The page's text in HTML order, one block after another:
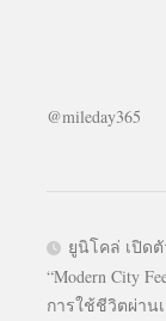
@mileday365
ยูนิโคล่ เปิดตั
“Modern City
การใช้ชีวิตผ่าน